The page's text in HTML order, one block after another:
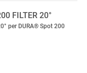
FILTER 20°
per DURA® Spot 200